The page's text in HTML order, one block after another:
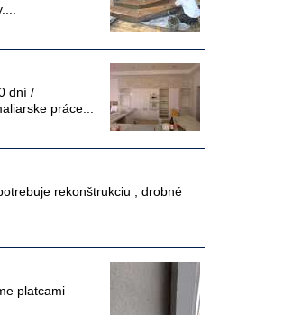
dní /
práce...
rekonštrukciu , drobné
platcami